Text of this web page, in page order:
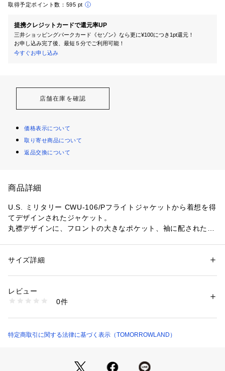
取得予定ポイント数： 595 pt
提携クレジットカードで還元率UP
三井ショッピングパークカード《セゾン》なら更に¥100につき1pt還元！
お申し込み完了後、最短５分でご利用可能！
今すぐお申し込み
店舗在庫を確認
価格表示について
取り寄せ商品について
返品交換について
商品詳細
U.S. ミリタリー CWU-106/Pフライトジャケットから着想を得
てデザインされたジャケット。
丸襟デザインに、フロントの大きなポケット、袖に配されたユ
使用し、機能性も抜群。
汎用性の高い一着です。
トしたブランド。
立ち上げ当時からシーズンごとにはテーマを設けず、既存のス
性別：レディース
素材：ナイロン100％
洗濯：手洗い、漂白不可、タンブル乾燥不可、自然乾燥、アイロン仕上げ
不可、ドライ不可、ウエットクリーニング可
商品番号：1095000024718 （モール）
サイズ詳細
レビュー
0件
特定商取引に関する法律に基づく表示（TOMORROWLAND）